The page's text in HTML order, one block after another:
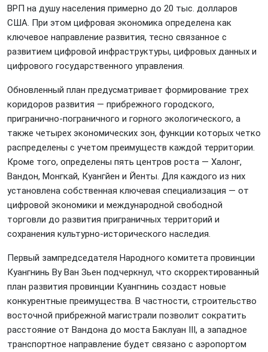
ВРП на душу населения примерно до 20 тыс. долларов
США. При этом цифровая экономика определена как
ключевое направление развития, тесно связанное с
развитием цифровой инфраструктуры, цифровых данных и
цифрового государственного управления.
Обновленный план предусматривает формирование трех
коридоров развития — прибрежного городского,
пригранично-пограничного и горного экологического, а
также четырех экономических зон, функции которых четко
распределены с учетом преимуществ каждой территории.
Кроме того, определены пять центров роста — Халонг,
Вандон, Монгкай, Куангйен и Йенты. Для каждого из них
установлена собственная ключевая специализация — от
цифровой экономики и международной свободной
торговли до развития приграничных территорий и
сохранения культурно-исторического наследия.
Первый зампредседателя Народного комитета провинции
Куангнинь Ву Ван Зьен подчеркнул, что скорректированный
план развития провинции Куангнинь создаст новые
конкурентные преимущества. В частности, строительство
восточной прибрежной магистрали позволит сократить
расстояние от Вандона до моста Баклуан III, а западное
транспортное направление будет связано с аэропортом